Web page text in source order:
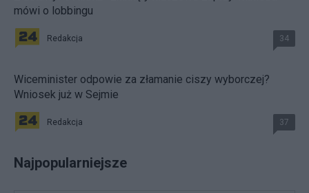
mówi o lobbingu
Redakcja 34
Wiceminister odpowie za złamanie ciszy wyborczej?
Wniosek już w Sejmie
Redakcja 37
Najpopularniejsze